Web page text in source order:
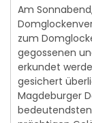
zum
gegossenen
erkundet
gesichert
Magdeburger
prächtigen